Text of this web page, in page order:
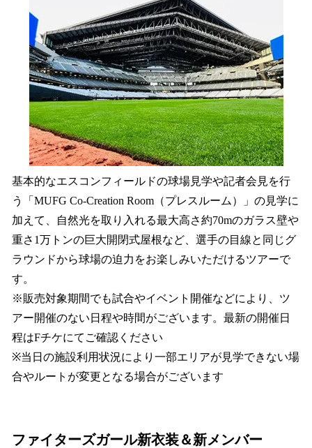
基本的なエスコンフィールドの球場見学や記者会見を行
う「MUFG Co-Creation Room（プレスルーム）」の見学に
加えて、自然光を取り入れる最大高さ約70mのガラス壁や
重さ1万トンの巨大開閉式屋根など、選手の目線と同じグ
ラウンドから球場の迫力をお楽しみいただけるツアーで
す。
※販売対象期間でも試合やイベント開催などにより、ツ
アー開催のない日程や時間がございます。最新の開催日
程はFチケにてご確認ください
※当日の施設利用状況により一部エリアが見学できない場
合やルートが変更となる場合がございます
ファイターズガール新衣装＆新メンバー